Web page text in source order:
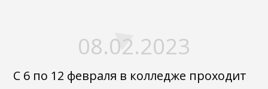
08.02.2023
С 6 по 12 февраля в колледже проходит